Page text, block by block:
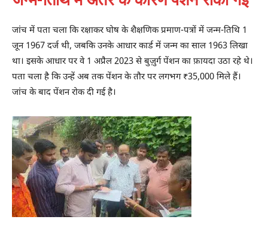
जांच में पता चला कि रक्षाकर घोष के शैक्षणिक प्रमाण-पत्रों में जन्म-तिथि 1
जून 1967 दर्ज थी, जबकि उनके आधार कार्ड में जन्म का साल 1963 लिखा
था। इसके आधार पर वे 1 अप्रैल 2023 से बुज़ुर्ग पेंशन का फ़ायदा उठा रहे थे।
पता चला है कि उन्हें अब तक पेंशन के तौर पर लगभग ₹35,000 मिले हैं।
जांच के बाद पेंशन रोक दी गई है।